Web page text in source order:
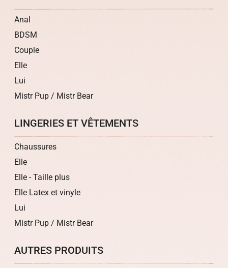
Anal
BDSM
Couple
Elle
Lui
Mistr Pup / Mistr Bear
LINGERIES ET VÊTEMENTS
Chaussures
Elle
Elle - Taille plus
Elle Latex et vinyle
Lui
Mistr Pup / Mistr Bear
AUTRES PRODUITS